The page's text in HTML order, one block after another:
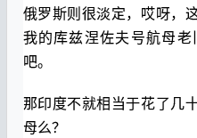
俄罗斯则很淡定，哎呀，
我的库兹涅佐夫号航母
吧。
那印度不就相当于花了几
母么？